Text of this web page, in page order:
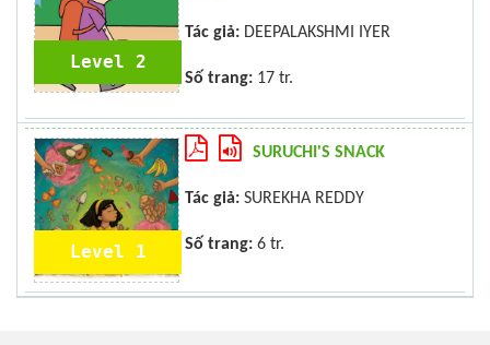
Level 2
Tác giả: DEEPALAKSHMI IYER
Số trang: 17 tr.
Level 1
SURUCHI'S SNACK
Tác giả: SUREKHA REDDY
Số trang: 6 tr.